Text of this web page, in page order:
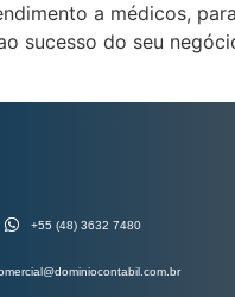
a médicos,
sucesso do seu
+55 (48) 3632 7480